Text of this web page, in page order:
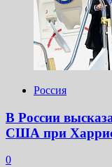
Россия
В России
США при
0